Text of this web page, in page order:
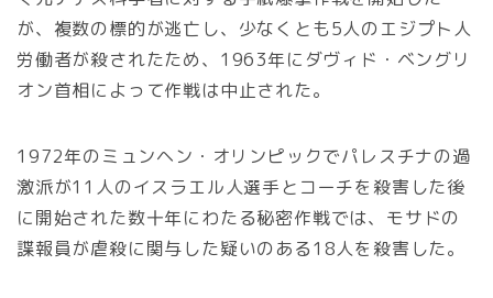
が、複数の標的が逃亡し、少なくとも5人のエジプト人
労働者が殺されたため、1963年にダヴィド・ベングリ
オン首相によって作戦は中止された。
1972年のミュンヘン・オリンピックでパレスチナの過
激派が11人のイスラエル人選手とコーチを殺害した後
に開始された数十年にわたる秘密作戦では、モサドの
諜報員が虐殺に関与した疑いのある18人を殺害した。